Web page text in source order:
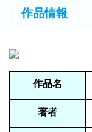
作品情報
作品名
著者